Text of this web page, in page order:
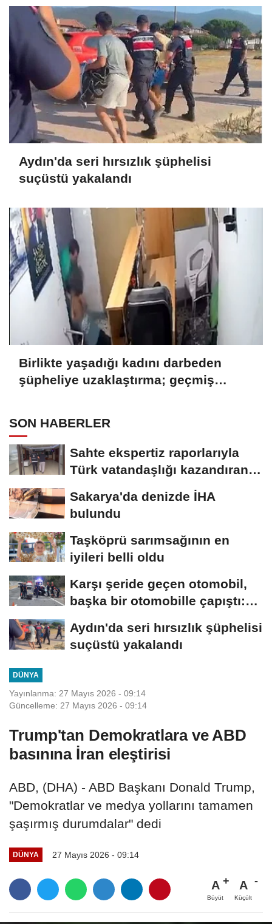
Aydın'da seri hırsızlık şüphelisi
suçüstü yakalandı
Birlikte yaşadığı kadını darbeden
şüpheliye uzaklaştırma; geçmiş
SON HABERLER
Sahte ekspertiz raporlarıyla
Türk vatandaşlığı kazandıran
Sakarya'da denizde İHA
bulundu
Taşköprü sarımsağının en
iyileri belli oldu
Karşı şeride geçen otomobil,
başka bir otomobille çapıştı:
Aydın'da seri hırsızlık şüphelisi
suçüstü yakalandı
DÜNYA
Yayınlanma: 27 Mayıs 2026 - 09:14
Güncelleme: 27 Mayıs 2026 - 09:14
Trump'tan Demokratlara ve ABD
basınına İran eleştirisi
ABD, (DHA) - ABD Başkanı Donald Trump,
"Demokratlar ve medya yollarını tamamen
şaşırmış durumdalar" dedi
DÜNYA 27 Mayıs 2026 - 09:14
A
Büyüt
A
Küçült